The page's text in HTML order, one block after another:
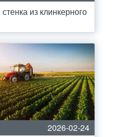
из клинкерного
2026-02-24